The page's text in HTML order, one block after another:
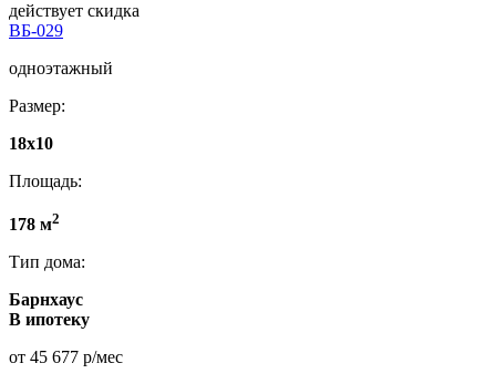
действует скидка
ВБ-029
одноэтажный
Размер:
18x10
Площадь:
178 м2
Тип дома:
Барнхаус
В ипотеку
от 45 677 р/мес